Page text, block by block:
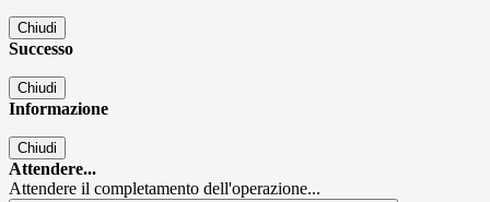
Chiudi
Successo
Chiudi
Informazione
Chiudi
Attendere...
Attendere il completamento dell'operazione...